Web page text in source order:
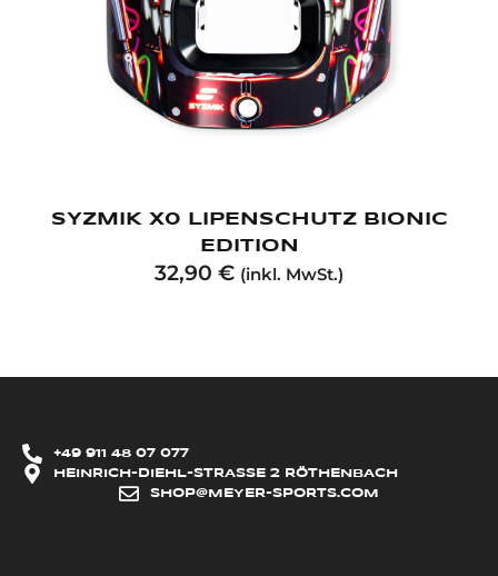
SYZMIK X0 LIPENSCHUTZ BIONIC
EDITION
32,90 € (inkl. MwSt.)
+49 911 48 07 077
HEINRICH-DIEHL-STRASSE 2 RÖTHENBACH
SHOP@MEYER-SPORTS.COM